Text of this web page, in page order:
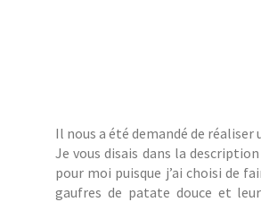
Il nous a été demandé de réaliser
Je vous disais dans la
pour moi puisque j’ai choisi de
gaufres de patate douce et